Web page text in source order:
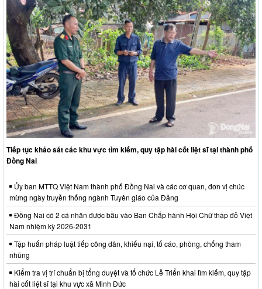
Tiếp tục khảo sát các khu vực tìm kiếm, quy tập hài cốt liệt sĩ tại thành phố
Đồng Nai
Ủy ban MTTQ Việt Nam thành phố Đồng Nai và các cơ quan, đơn vị chúc
mừng ngày truyền thống ngành Tuyên giáo của Đảng
Đồng Nai có 2 cá nhân được bầu vào Ban Chấp hành Hội Chữ thập đỏ Việt
Nam nhiệm kỳ 2026-2031
Tập huấn pháp luật tiếp công dân, khiếu nại, tố cáo, phòng, chống tham
nhũng
Kiểm tra vị trí chuẩn bị tổng duyệt và tổ chức Lễ Triển khai tìm kiếm, quy tập
hài cốt liệt sĩ tại khu vực xã Minh Đức